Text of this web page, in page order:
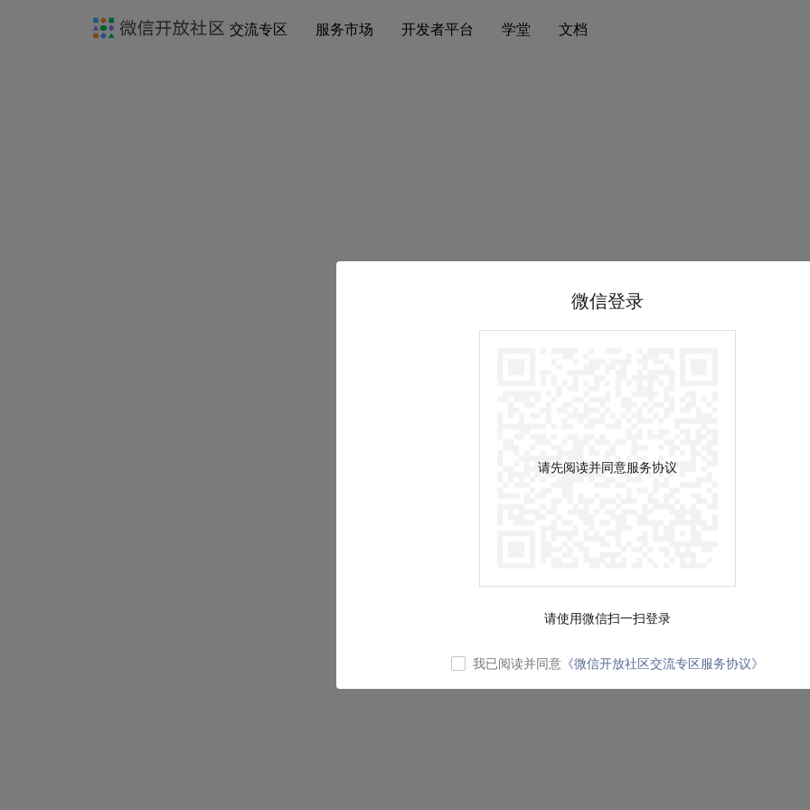
交流专区 服务市场 开发者平台 学堂 文档
微信登录
请先阅读并同意服务协议
请使用微信扫一扫登录
我已阅读并同意 《微信开放社区交流专区服务协议》